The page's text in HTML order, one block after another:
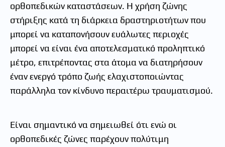
ορθοπεδικών καταστάσεων. Η χρήση ζώνης
στήριξης κατά τη διάρκεια δραστηριοτήτων που
μπορεί να καταπονήσουν ευάλωτες περιοχές
μπορεί να είναι ένα αποτελεσματικό προληπτικό
μέτρο, επιτρέποντας στα άτομα να διατηρήσουν
έναν ενεργό τρόπο ζωής ελαχιστοποιώντας
παράλληλα τον κίνδυνο περαιτέρω τραυματισμού.
Είναι σημαντικό να σημειωθεί ότι ενώ οι
ορθοπεδικές ζώνες παρέχουν πολύτιμη